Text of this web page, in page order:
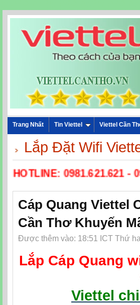
Trang Nhất Tin Viettel Viettel Cần
Lắp Đặt Wifi
☎ HOTLINE: 0981.621.621
Cáp Quang Viettel
Cần Thơ Khuyến
Được thêm vào: 18:51 ICT Thứ
Lắp Cáp Quang
Viettel